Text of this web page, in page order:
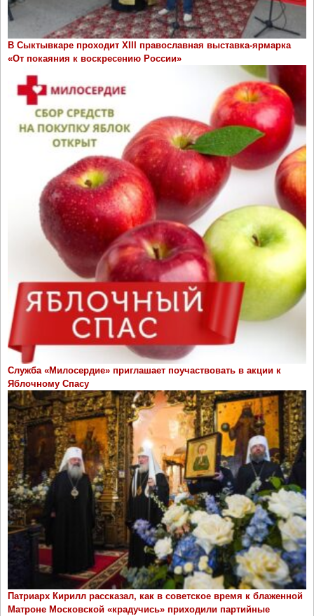
В Сыктывкаре проходит ХIII православная выставка-ярмарка
«От покаяния к воскресению России»
Служба «Милосердие» приглашает поучаствовать в акции к
Яблочному Спасу
Патриарх Кирилл рассказал, как в советское время к блаженной
Матроне Московской «крадучись» приходили партийные